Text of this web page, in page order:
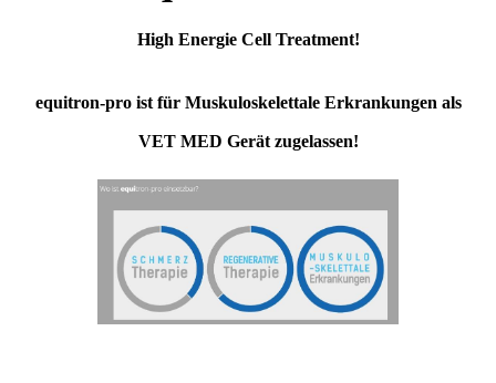
High Energie Cell Treatment!
equitron-pro ist für Muskuloskelettale Erkrankungen als
VET MED Gerät zugelassen!